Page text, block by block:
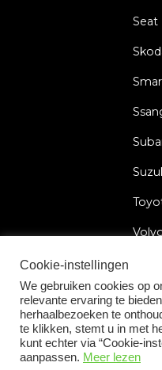
Seat
2026 ©
Cookie-instellingen
We gebruiken cookies op
relevante ervaring te
herhaalbezoeken te
te klikken, stemt u in met
kunt echter via “Cookie-
aanpassen. Meer lezen